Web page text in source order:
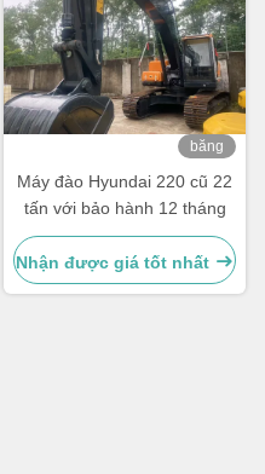
băng
Máy đào Hyundai 220 cũ 22
tấn với bảo hành 12 tháng
Nhận được giá tốt nhất